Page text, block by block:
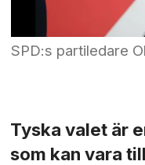
SPD:s partiledare Olaf Scholz gläder sig över att ha blivit största parti. Det ser dock
Tyska valet är
som kan vara